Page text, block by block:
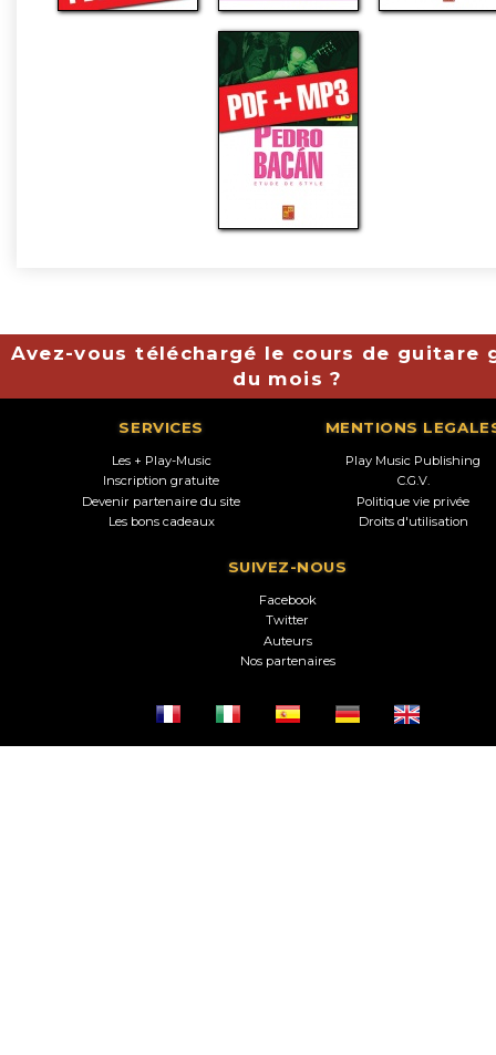
Avez-vous téléchargé le cours de guitare
du mois ?
SERVICES
Les + Play-Music
Inscription gratuite
Devenir partenaire du site
Les bons cadeaux
MENTIONS
Play Music Publishing
C.G.V.
Politique vie privée
Droits d'utilisation
SUIVEZ-NOUS
Facebook
Twitter
Auteurs
Nos partenaires